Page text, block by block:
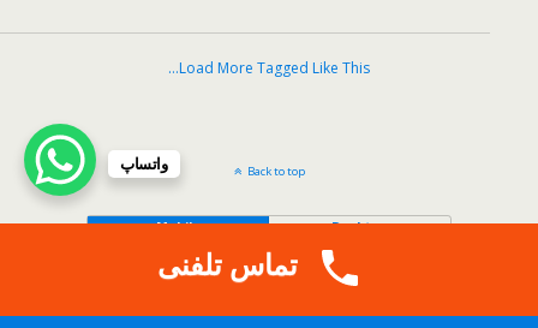
Load More Tagged Like This…
Back to top
Mobile Desktop
Tech Tips CopyProtect Wordpress Blogs
واتساپ
تماس تلفنی